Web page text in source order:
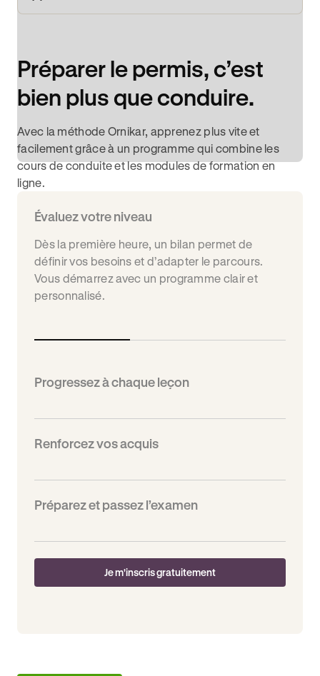
Préparer le permis, c’est
bien plus que conduire.
Avec la méthode Ornikar, apprenez plus vite et
facilement grâce à un programme qui combine les
cours de conduite et les modules de formation en
ligne.
Évaluez votre niveau
Dès la première heure, un bilan permet de
définir vos besoins et d’adapter le parcours.
Vous démarrez avec un programme clair et
personnalisé.
Progressez à chaque leçon
Renforcez vos acquis
Préparez et passez l’examen
Je m'inscris gratuitement